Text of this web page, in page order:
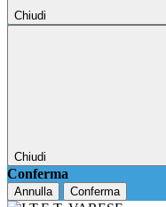
Chiudi
Chiudi
Conferma
Annulla Conferma